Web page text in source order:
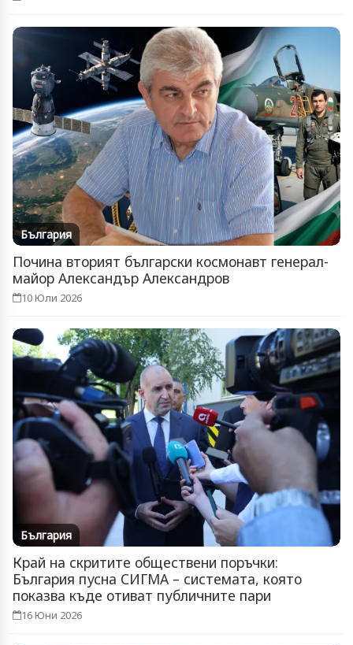
България
Почина вторият български космонавт генерал-
майор Александър Александров
10 Юли 2026
България
Край на скритите обществени поръчки:
България пусна СИГМА – системата, която
показва къде отиват публичните пари
16 Юни 2026